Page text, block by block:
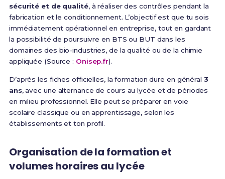
sécurité et de qualité, à réaliser des contrôles pendant la
fabrication et le conditionnement. L’objectif est que tu sois
immédiatement opérationnel en entreprise, tout en gardant
la possibilité de poursuivre en BTS ou BUT dans les
domaines des bio-industries, de la qualité ou de la chimie
appliquée (Source : Onisep.fr).
D’après les fiches officielles, la formation dure en général 3
ans, avec une alternance de cours au lycée et de périodes
en milieu professionnel. Elle peut se préparer en voie
scolaire classique ou en apprentissage, selon les
établissements et ton profil.
Organisation de la formation et
volumes horaires au lycée